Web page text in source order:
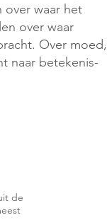
over waar het
over waar
Over moed,
naar betekenis-
de